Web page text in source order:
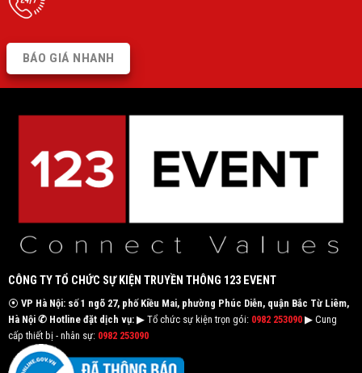
BÁO GIÁ NHANH
CÔNG TY TỔ CHỨC SỰ KIỆN TRUYỀN THÔNG 123 EVENT
⦿ VP Hà Nội: số 1 ngõ 27, phố Kiều Mai, phường Phúc Diễn, quận Bắc Từ Liêm,
Hà Nội ✆ Hotline đặt dịch vụ:▶ Tổ chức sự kiện trọn gói: 0982 253090▶ Cung
cấp thiết bị - nhân sự: 0982 253090